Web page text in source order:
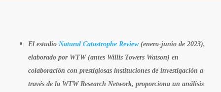
El estudio Natural Catastrophe Review(enero-junio de 2023),
elaborado por WTW (antes Willis Towers Watson) en
colaboración con prestigiosas instituciones de investigación a
través de la WTW Research Network, proporciona un análisis